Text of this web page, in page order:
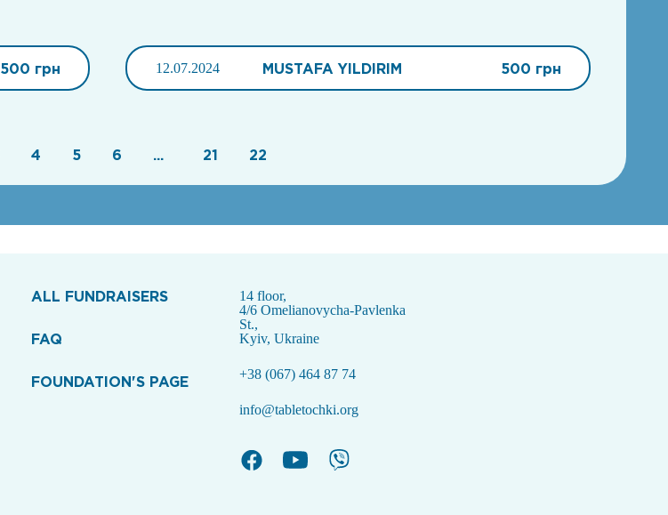
500 грн 12.07.2024 MUSTAFA YILDIRIM 500 грн
4 5 6 ... 21 22
ALL FUNDRAISERS
FAQ
FOUNDATION'S PAGE
14 floor,
4/6 Omelianovycha-Pavlenka
St.,
Kyiv, Ukraine
+38 (067) 464 87 74
info@tabletochki.org